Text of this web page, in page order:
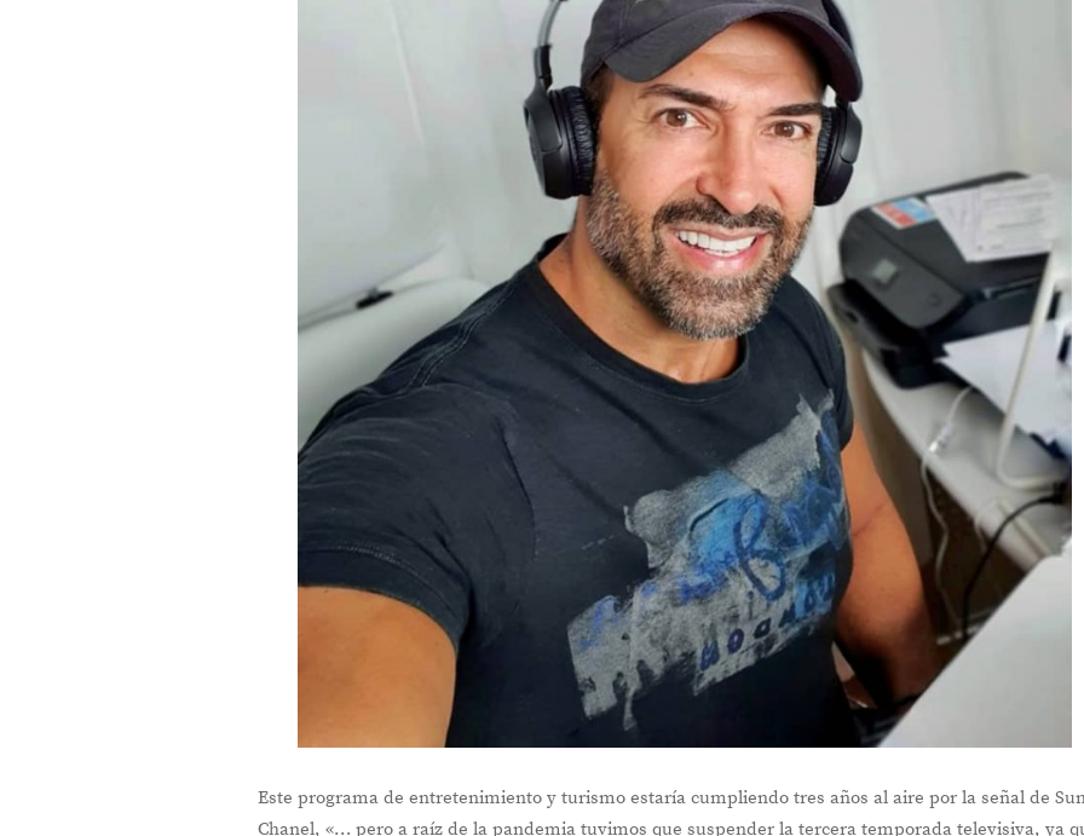
Este programa de entretenimiento y turismo estaría cumpliendo tres años al aire por la señal de
Chanel, «… pero a raíz de la pandemia tuvimos que suspender la tercera temporada televisiva, ya